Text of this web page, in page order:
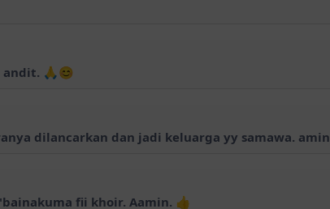
andit. 🙏😊
dilancarkan dan jadi keluarga yy samawa. amin
fii khoir. Aamin. 👍